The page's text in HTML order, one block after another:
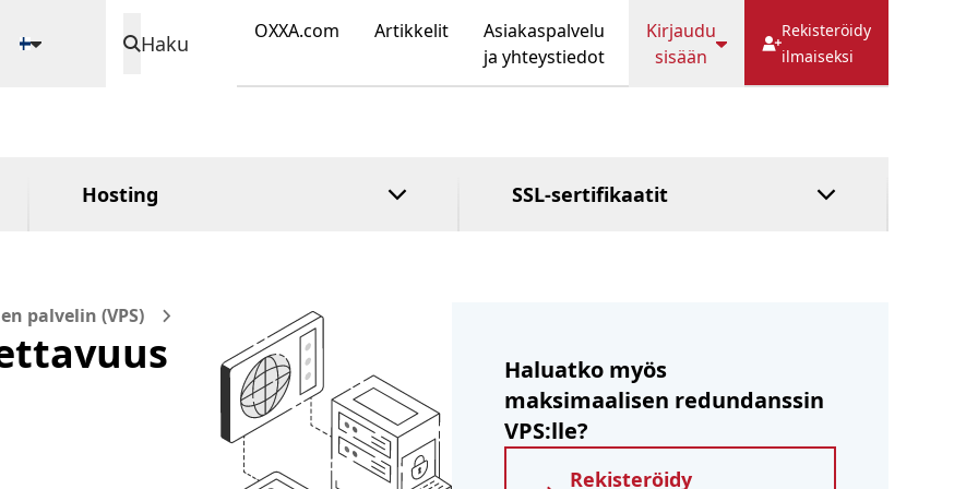
OXXA.com Artikkelit
Asiakaspalvelu
ja yhteystiedot
Kirjaudu
sisään
Rekisteröidy
ilmaiseksi
Haku
Hosting SSL-sertifikaatit
Portaali
Rekisterin
HostFact
Luottamusmiespalvelu
Hallittu DNS
cPanel
Laajennettu
Organisaation
palvelin (VPS)
Haluatko myös
maksimaalisen redundanssin
VPS:lle?
Rekisteröidy